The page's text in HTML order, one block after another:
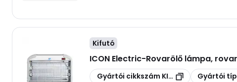
Kifutó
ICON Electric-Rovarölő lámpa,
Másolás
Gyártói cikkszám KILL PEST 2x15W
Másolás
Gyártói